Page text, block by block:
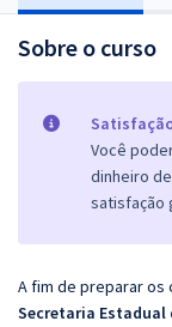
Sobre o curso
Você
dinheiro
satisfação
A fim de preparar os
Secretaria Estadual